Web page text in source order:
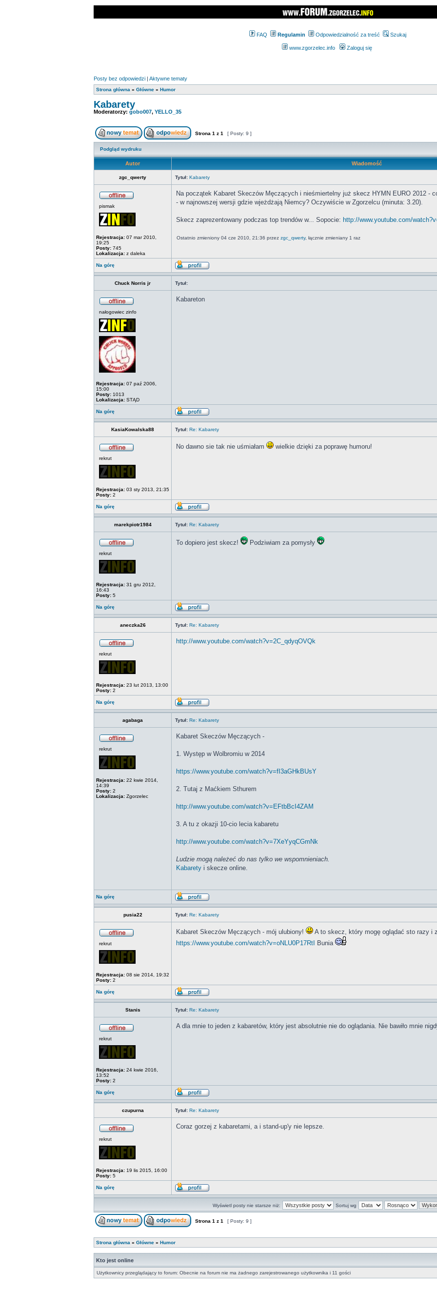
FAQ Regulamin Odpowiedzialność za treść Szukaj
www.zgorzelec.info Zaloguj się
Posty bez odpowiedzi | Aktywne tematy
Strona główna » Główne » Humor
Kabarety
Moderatorzy: gobo007, YELLO_35
Strona 1 z 1 [ Posty: 9 ]
Podgląd wydruku
Autor Wiadomość
zgc_qwerty Tytuł: Kabarety
pismak
Rejestracja: 07 mar 2010,
19:25
Posty: 745
Lokalizacja: z daleka
Na początek Kabaret Skeczów Męczących i nieśmiertelny już skecz HYMN EURO 2012 -
- w najnowszej wersji gdzie wjeżdżają Niemcy? Oczywiście w Zgorzelcu (minuta: 3.20).
Skecz zaprezentowany podczas top trendów w... Sopocie: http://www.youtube.com/
Ostatnio zmieniony 04 cze 2010, 21:36 przez zgc_qwerty, łącznie zmieniany 1 raz
Na górę
Chuck Norris jr Tytuł:
nałogowiec zinfo
Rejestracja: 07 paź 2006,
15:00
Posty: 1013
Lokalizacja: STĄD
Kabareton
Na górę
KasiaKowalska88 Tytuł: Re: Kabarety
rekrut
Rejestracja: 03 sty 2013, 21:35
Posty: 2
No dawno sie tak nie uśmiałam wielkie dzięki za poprawę humoru!
Na górę
marekpiotr1984 Tytuł: Re: Kabarety
rekrut
Rejestracja: 31 gru 2012,
16:43
Posty: 5
To dopiero jest skecz! Podziwiam za pomysły
Na górę
aneczka26 Tytuł: Re: Kabarety
rekrut
Rejestracja: 23 lut 2013, 13:00
Posty: 2
http://www.youtube.com/watch?v=2C_qdyqOVQk
Na górę
agabaga Tytuł: Re: Kabarety
rekrut
Rejestracja: 22 kwie 2014,
14:39
Posty: 2
Lokalizacja: Zgorzelec
Kabaret Skeczów Męczących -
1. Występ w Wolbromiu w 2014
https://www.youtube.com/watch?v=fI3aGHkBUsY
2. Tutaj z Maćkiem Sthurem
http://www.youtube.com/watch?v=EFtbBcI4ZAM
3. A tu z okazji 10-cio lecia kabaretu
http://www.youtube.com/watch?v=7XeYyqCGmNk
Ludzie mogą należeć do nas tylko we wspomnieniach.
Kabarety i skecze online.
Na górę
pusia22 Tytuł: Re: Kabarety
rekrut
Rejestracja: 08 sie 2014, 19:32
Posty: 2
Kabaret Skeczów Męczących - mój ulubiony!
A to skecz, który mogę oglądać sto razy i
https://www.youtube.com/watch?v=oNLU0P17RtI
Bunia
Na górę
Stanis Tytuł: Re: Kabarety
rekrut
Rejestracja: 24 kwie 2016,
13:52
Posty: 2
A dla mnie to jeden z kabaretów, który jest absolutnie nie do oglądania. Nie bawiło mnie
Na górę
czupurna Tytuł: Re: Kabarety
rekrut
Rejestracja: 19 lis 2015, 16:00
Posty: 5
Coraz gorzej z kabaretami, a i stand-up'y nie lepsze.
Na górę
Wyświetl posty nie starsze niż: Sortuj wg
Strona 1 z 1 [ Posty: 9 ]
Strona główna » Główne » Humor
Kto jest online
Użytkownicy przeglądający to forum: Obecnie na forum nie ma żadnego zarejestrowanego użytkownika i 11 gości